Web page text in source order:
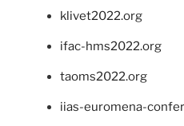
klivet2022.org
ifac-hms2022.org
taoms2022.org
iias-euromena-